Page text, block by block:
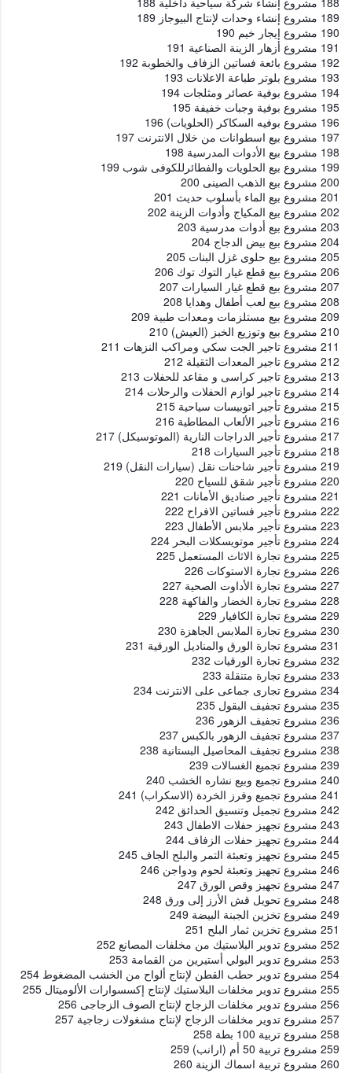
189 مشروع إنشاء وحدات لإنتاج البيوجاز 189
190 مشروع إيجار خيم 190
191 مشروع أزهار الزينة الصناعية 191
192 مشروع بائعة فساتين الزفاف والخطوبة 192
193 مشروع بلوتر طباعة الاعلانات 193
194 مشروع بوفية عصائر ومثلجات 194
195 مشروع بوفية وجبات خفيفة 195
196 مشروع بوفيه السكاكر (الحلويات) 196
197 مشروع بيع اسطوانات من خلال الانترنت 197
198 مشروع بيع الأدوات المدرسية 198
199 مشروع بيع الحلويات والفطائرللكوفى شوب 199
200 مشروع بيع الذهب الصينى 200
201 مشروع بيع الماء بأسلوب حديث 201
202 مشروع بيع المكياج وأدوات الزينة 202
203 مشروع بيع أدوات مدرسية 203
204 مشروع بيع بيض الدجاج 204
205 مشروع بيع حلوى غزل البنات 205
206 مشروع بيع قطع غيار التوك توك 206
207 مشروع بيع قطع غيار السيارات 207
208 مشروع بيع لعب أطفال وهدايا 208
209 مشروع بيع مستلزمات ومعدات طبية 209
210 مشروع بيع وتوزيع الخبز (العيش) 210
211 مشروع تاجير الجت سكي ومراكب النزهات 211
212 مشروع تاجير المعدات الثقيلة 212
213 مشروع تاجير كراسى و مقاعد للحفلات 213
214 مشروع تاجير لوازم الحفلات والرحلات 214
215 مشروع تأجير اتوبيسات سياحية 215
216 مشروع تأجير الألعاب المطاطية 216
217 مشروع تأجير الدراجات النارية (الموتوسيكل) 217
218 مشروع تأجير السيارات 218
219 مشروع تأجير شاحنات نقل (سيارات النقل) 219
220 مشروع تأجير شقق للسياح 220
221 مشروع تأجير صناديق الأمانات 221
222 مشروع تأجير فساتين الافراح 222
223 مشروع تأجير ملابس الأطفال 223
224 مشروع تأجير موتويسكلات البحر 224
225 مشروع تجارة الاثاث المستعمل 225
226 مشروع تجارة الاستوكات 226
227 مشروع تجارة الأداوت الصحية 227
228 مشروع تجارة الخضار والفاكهة 228
229 مشروع تجارة الكافيار 229
230 مشروع تجارة الملابس الجاهزة 230
231 مشروع تجارة الورق والمناديل الورقية 231
232 مشروع تجارة الورقيات 232
233 مشروع تجارة متنقلة 233
234 مشروع تجارى جماعى على الانترنت 234
235 مشروع تجفيف البقول 235
236 مشروع تجفيف الزهور 236
237 مشروع تجفيف الزهور بالكبس 237
238 مشروع تجفيف المحاصيل البستانية 238
239 مشروع تجميع الغسالات 239
240 مشروع تجميع وبيع نشاره الخشب 240
241 مشروع تجميع وفرز الخردة (الاسكراب) 241
242 مشروع تجميل وتنسيق الحدائق 242
243 مشروع تجهيز حفلات الاطفال 243
244 مشروع تجهيز حفلات الزفاف 244
245 مشروع تجهيز وتعبئة التمر والبلح الجاف 245
246 مشروع تجهيز وتعبئة لحوم ودواجن 246
247 مشروع تجهيز وقص الورق 247
248 مشروع تحويل قش الأرز إلى ورق 248
249 مشروع تخزين الجبنة البيضة 249
251 مشروع تخزين ثمار البلح 251
252 مشروع تدوير البلاستيك من مخلفات المصانع 252
253 مشروع تدوير البولي أستيرين من القمامة 253
254 مشروع تدوير حطب القطن لإنتاج ألواح من الخشب المضغوط 254
255 مشروع تدوير مخلفات البلاستيك لإنتاج إكسسوارات الألوميتال 255
256 مشروع تدوير مخلفات الزجاج لإنتاج الصوف الزجاجى 256
257 مشروع تدوير مخلفات الزجاج لإنتاج مشغولات زجاجية 257
258 مشروع تربية 100 بطة 258
259 مشروع تربية 50 أم (ارانب) 259
260 مشروع تربية اسماك الزينة 260